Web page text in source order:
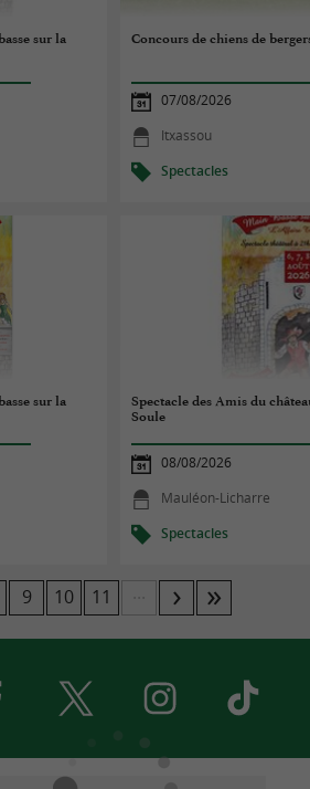
sur la
Concours de chiens de
07/08/2026
Itxassou
Spectacles
sur la
Spectacle des Amis du
Soule
08/08/2026
Mauléon-Licharre
Spectacles
9 10 11